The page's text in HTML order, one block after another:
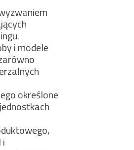
i modele
określone
i